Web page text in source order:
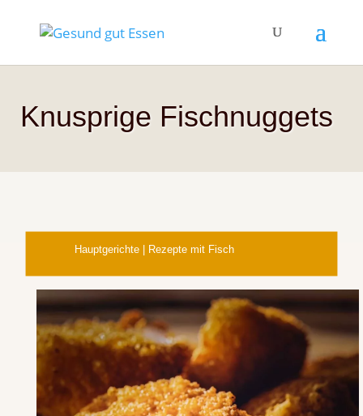
Knusprige Fischnuggets
Hauptgerichte| Rezepte mit Fisch